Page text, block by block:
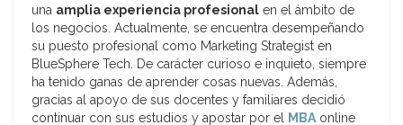
una amplia experiencia profesional en el ámbito de
los negocios. Actualmente, se encuentra desempeñando
su puesto profesional como Marketing Strategist en
BlueSphere Tech. De carácter curioso e inquieto, siempre
ha tenido ganas de aprender cosas nuevas. Además,
gracias al apoyo de sus docentes y familiares decidió
continuar con sus estudios y apostar por el MBA online